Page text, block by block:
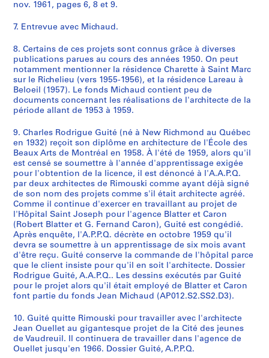
nov. 1961, pages 6, 8 et 9.
7. Entrevue avec Michaud.
8. Certains de ces projets sont connus grâce à diverses
publications parues au cours des années 1950. On peut
notamment mentionner la résidence Charette à Saint Marc
sur le Richelieu (vers 1955-1956), et la résidence Lareau à
Beloeil (1957). Le fonds Michaud contient peu de
documents concernant les réalisations de l'architecte de la
période allant de 1953 à 1959.
9. Charles Rodrigue Guité (né à New Richmond au Québec
en 1932) reçoit son diplôme en architecture de l'École des
Beaux Arts de Montréal en 1958. À l'été de 1959, alors qu'il
est censé se soumettre à l'année d'apprentissage exigée
pour l'obtention de la licence, il est dénoncé à l'A.A.P.Q.
par deux architectes de Rimouski comme ayant déjà signé
de son nom des projets comme s'il était architecte agréé.
Comme il continue d'exercer en travaillant au projet de
l'Hôpital Saint Joseph pour l'agence Blatter et Caron
(Robert Blatter et G. Fernand Caron), Guité est congédié.
Après enquête, l'A.P.P.Q. décrète en octobre 1959 qu'il
devra se soumettre à un apprentissage de six mois avant
d'être reçu. Guité conserve la commande de l'hôpital parce
que le client insiste pour qu'il en soit l'architecte. Dossier
Rodrigue Guité, A.A.P.Q.. Les dessins exécutés par Guité
pour le projet alors qu'il était employé de Blatter et Caron
font partie du fonds Jean Michaud (AP012.S2.SS2.D3).
10. Guité quitte Rimouski pour travailler avec l'architecte
Jean Ouellet au gigantesque projet de la Cité des jeunes
de Vaudreuil. Il continuera de travailler dans l'agence de
Ouellet jusqu'en 1966. Dossier Guité, A.P.P.Q.